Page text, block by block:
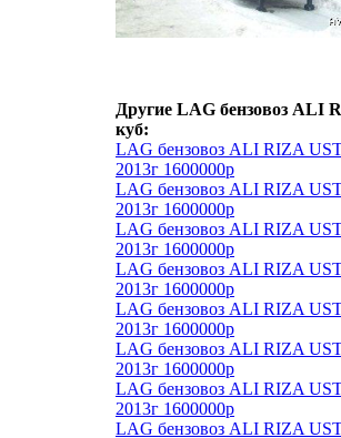
Другие LAG бензовоз ALI
куб:
LAG бензовоз ALI RIZA
2013г 1600000р
LAG бензовоз ALI RIZA
2013г 1600000р
LAG бензовоз ALI RIZA
2013г 1600000р
LAG бензовоз ALI RIZA
2013г 1600000р
LAG бензовоз ALI RIZA
2013г 1600000р
LAG бензовоз ALI RIZA
2013г 1600000р
LAG бензовоз ALI RIZA
2013г 1600000р
LAG бензовоз ALI RIZA